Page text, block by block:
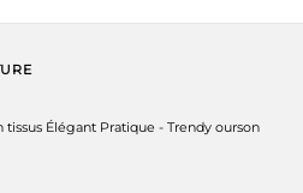
tissus Élégant Pratique - Trendy ourson